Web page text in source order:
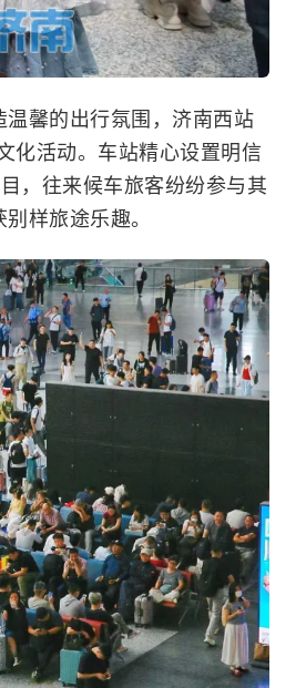
馨的出行氛围，济南西站
化活动。车站精心设置明信
，往来候车旅客纷纷参与其
样旅途乐趣。